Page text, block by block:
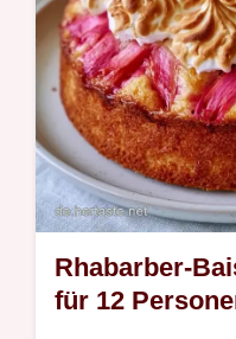
Rhabarber-
für 12